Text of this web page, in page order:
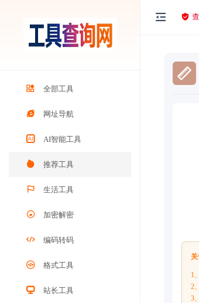
全部工具
网址导航
AI智能工具
推荐工具
生活工具
加密解密
编码转码
格式工具
站长工具
1
2
3